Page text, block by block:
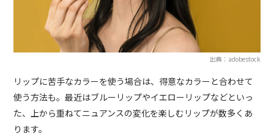
出典：adobestock
リップに苦手なカラーを使う場合は、得意なカラーと合わせて
使う方法も。最近はブルーリップやイエローリップなどといっ
た、上から重ねてニュアンスの変化を楽しむリップが数多くあ
ります。